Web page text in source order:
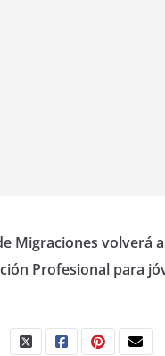
Migraciones volverá
Profesional para